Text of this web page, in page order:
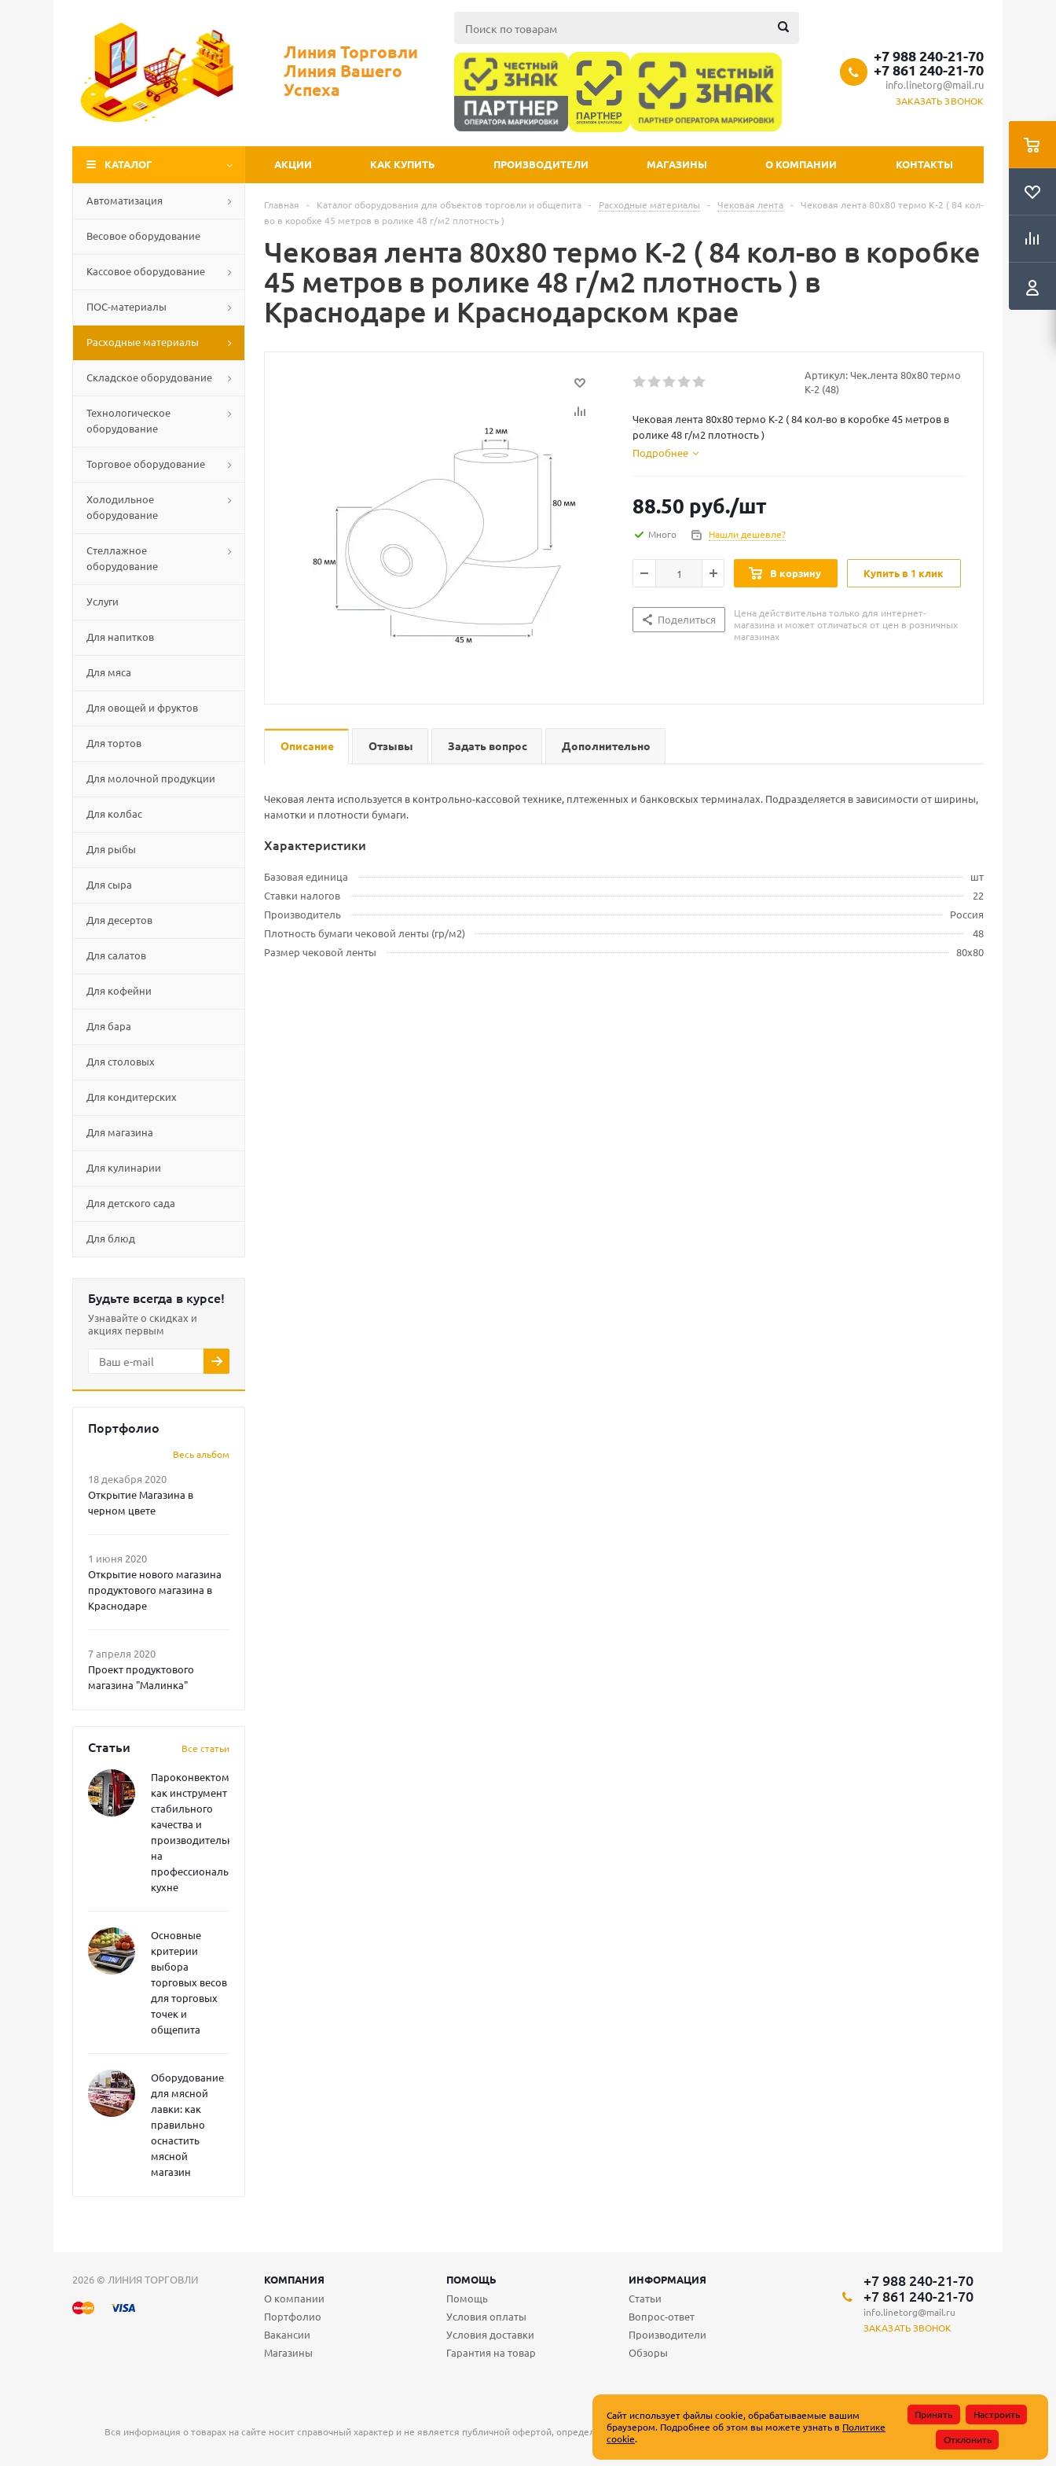
Линия Торговли
Линия Вашего
Успеха
+7 988 240-21-70
+7 861 240-21-70
info.linetorg@mail.ru
ЗАКАЗАТЬ ЗВОНОК
КАТАЛОГ АКЦИИ КАК КУПИТЬ ПРОИЗВОДИТЕЛИ МАГАЗИНЫ О КОМПАНИИ КОНТАКТЫ
Автоматизация
Весовое оборудование
Кассовое оборудование
ПОС-материалы
Расходные материалы
Складское оборудование
Технологическое
оборудование
Торговое оборудование
Холодильное
оборудование
Стеллажное
оборудование
Услуги
Для напитков
Для мяса
Для овощей и фруктов
Для тортов
Для молочной продукции
Для колбас
Для рыбы
Для сыра
Для десертов
Для салатов
Для кофейни
Для бара
Для столовых
Для кондитерских
Для магазина
Для кулинарии
Для детского сада
Для блюд
Будьте всегда в курсе!
Узнавайте о скидках и
акциях первым
Портфолио
Весь альбом
18 декабря 2020
Открытие Магазина в
черном цвете
1 июня 2020
Открытие нового магазина
продуктового магазина в
Краснодаре
7 апреля 2020
Проект продуктового
магазина "Малинка"
Статьи Все статьи
Пароконвектоматы
как инструмент
стабильного
качества и
производительности
на
профессиональной
кухне
Основные
критерии
выбора
торговых весов
для торговых
точек и
общепита
Оборудование
для мясной
лавки: как
правильно
оснастить
мясной
магазин
Главная - Каталог оборудования для объектов торговли и общепита - Расходные материалы - Чековая лента -
Чековая лента 80х80 термо К-2 ( 84 кол-
во в коробке 45 метров в ролике 48 г/м2 плотность )
Чековая лента 80х80 термо К-2 ( 84 кол-во в коробке
45 метров в ролике 48 г/м2 плотность ) в
Краснодаре и Краснодарском крае
Артикул: Чек.лента 80х80 термо
К-2 (48)
Чековая лента 80х80 термо К-2 ( 84 кол-во в коробке 45 метров в
ролике 48 г/м2 плотность )
Подробнее
88.50 руб./шт
Много Нашли дешевле?
В корзину Купить в 1 клик
Поделиться
Цена действительна только для интернет-
магазина и может отличаться от цен в розничных
магазинах
Описание Отзывы Задать вопрос Дополнительно
Чековая лента используется в контрольно-кассовой технике, плтеженных и банковскых терминалах. Подразделяется в зависимости от ширины,
намотки и плотности бумаги.
Характеристики
Базовая единица
шт
Ставки налогов
22
Производитель
Россия
Плотность бумаги чековой ленты (гр/м2)
48
Размер чековой ленты
80х80
2026 © ЛИНИЯ ТОРГОВЛИ КОМПАНИЯ ПОМОЩЬ
ИНФОРМАЦИЯ
О компании
Портфолио
Вакансии
Магазины
Помощь
Условия оплаты
Условия доставки
Гарантия на товар
Статьи
Вопрос-ответ
Производители
Обзоры
+7 988 240-21-70
+7 861 240-21-70
info.linetorg@mail.ru
ЗАКАЗАТЬ ЗВОНОК
Вся информация о товарах на сайте носит справочный характер и не является публичной офертой, определяемой положениями Статьи 437 Гражданского кодекса Российской Федерации.
Сайт использует файлы cookie, обрабатываемые вашим
браузером. Подробнее об этом вы можете узнать в Политике
cookie.
Принять
Настроить
Отклонить